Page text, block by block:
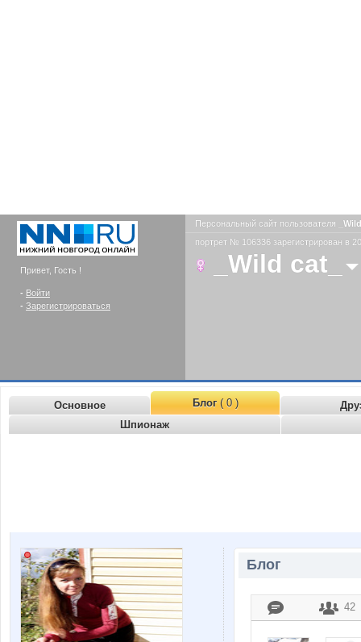
Привет, Гость !
- Войти
- Зарегистрироваться
Персональный сайт пользователя
портрет № 106336 зарегистрирован в
_Wild cat_
Основное Блог( 0 )
Шпионаж
Блог
42